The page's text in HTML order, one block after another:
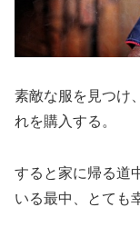
素敵な服を見つけ
れを購入する。
すると家に帰る道
いる最中、とても